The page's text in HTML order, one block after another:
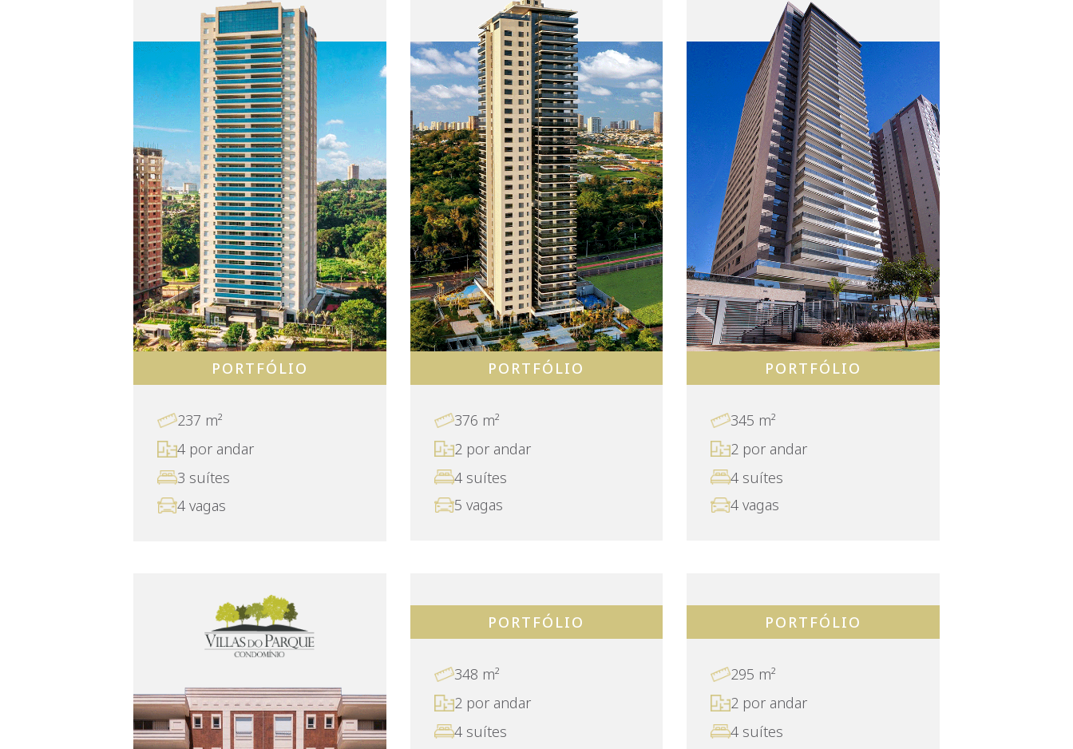
PORTFÓLIO
237 m²
4 por andar
3 suítes
4 vagas
PORTFÓLIO
376 m²
2 por andar
4 suítes
5 vagas
PORTFÓLIO
345 m²
2 por andar
4 suítes
4 vagas
PORTFÓLIO
348 m²
2 por andar
4 suítes
PORTFÓLIO
295 m²
2 por andar
4 suítes